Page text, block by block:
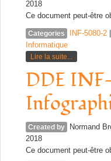
2018
Ce document peut-être
Categories INF-5080-2
Informatique
Lire la suite...
DDE
Created by Normand
2018
Ce document peut-être